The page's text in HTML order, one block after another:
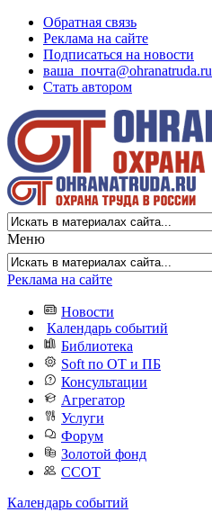
Обратная связь
Реклама на сайте
Подписаться на новости
ваша_почта@ohranatruda.ru
Стать автором
Меню
Реклама на сайте
Новости
Календарь событий
Библиотека
Soft по ОТ и ПБ
Консультации
Агрегатор
Услуги
Форум
Золотой фонд
ССОТ
Календарь событий